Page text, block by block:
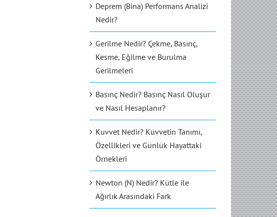
Deprem (Bina) Performans Analizi
Nedir?
Gerilme Nedir? Çekme, Basınç,
Kesme, Eğilme ve Burulma
Gerilmeleri
Basınç Nedir? Basınç Nasıl Oluşur
ve Nasıl Hesaplanır?
Kuvvet Nedir? Kuvvetin Tanımı,
Özellikleri ve Günlük Hayattaki
Örnekleri
Newton (N) Nedir? Kütle ile
Ağırlık Arasındaki Fark